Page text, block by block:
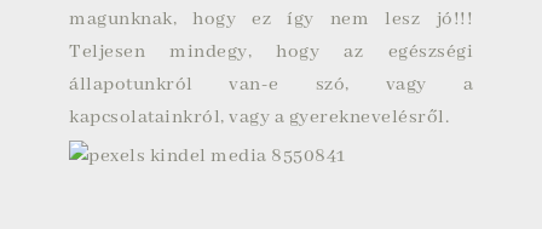
magunknak, hogy ez így nem lesz jó!!!
Teljesen mindegy, hogy az egészségi
állapotunkról van-e szó, vagy a
kapcsolatainkról, vagy a gyereknevelésről.